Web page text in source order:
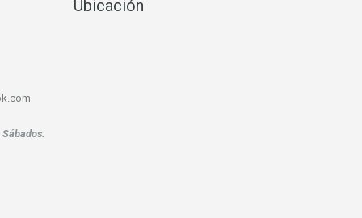
Sábados:
Ubicación